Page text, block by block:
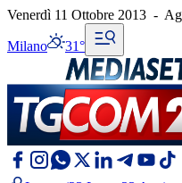
Venerdì 11 Ottobre 2013 -
Milano 31°